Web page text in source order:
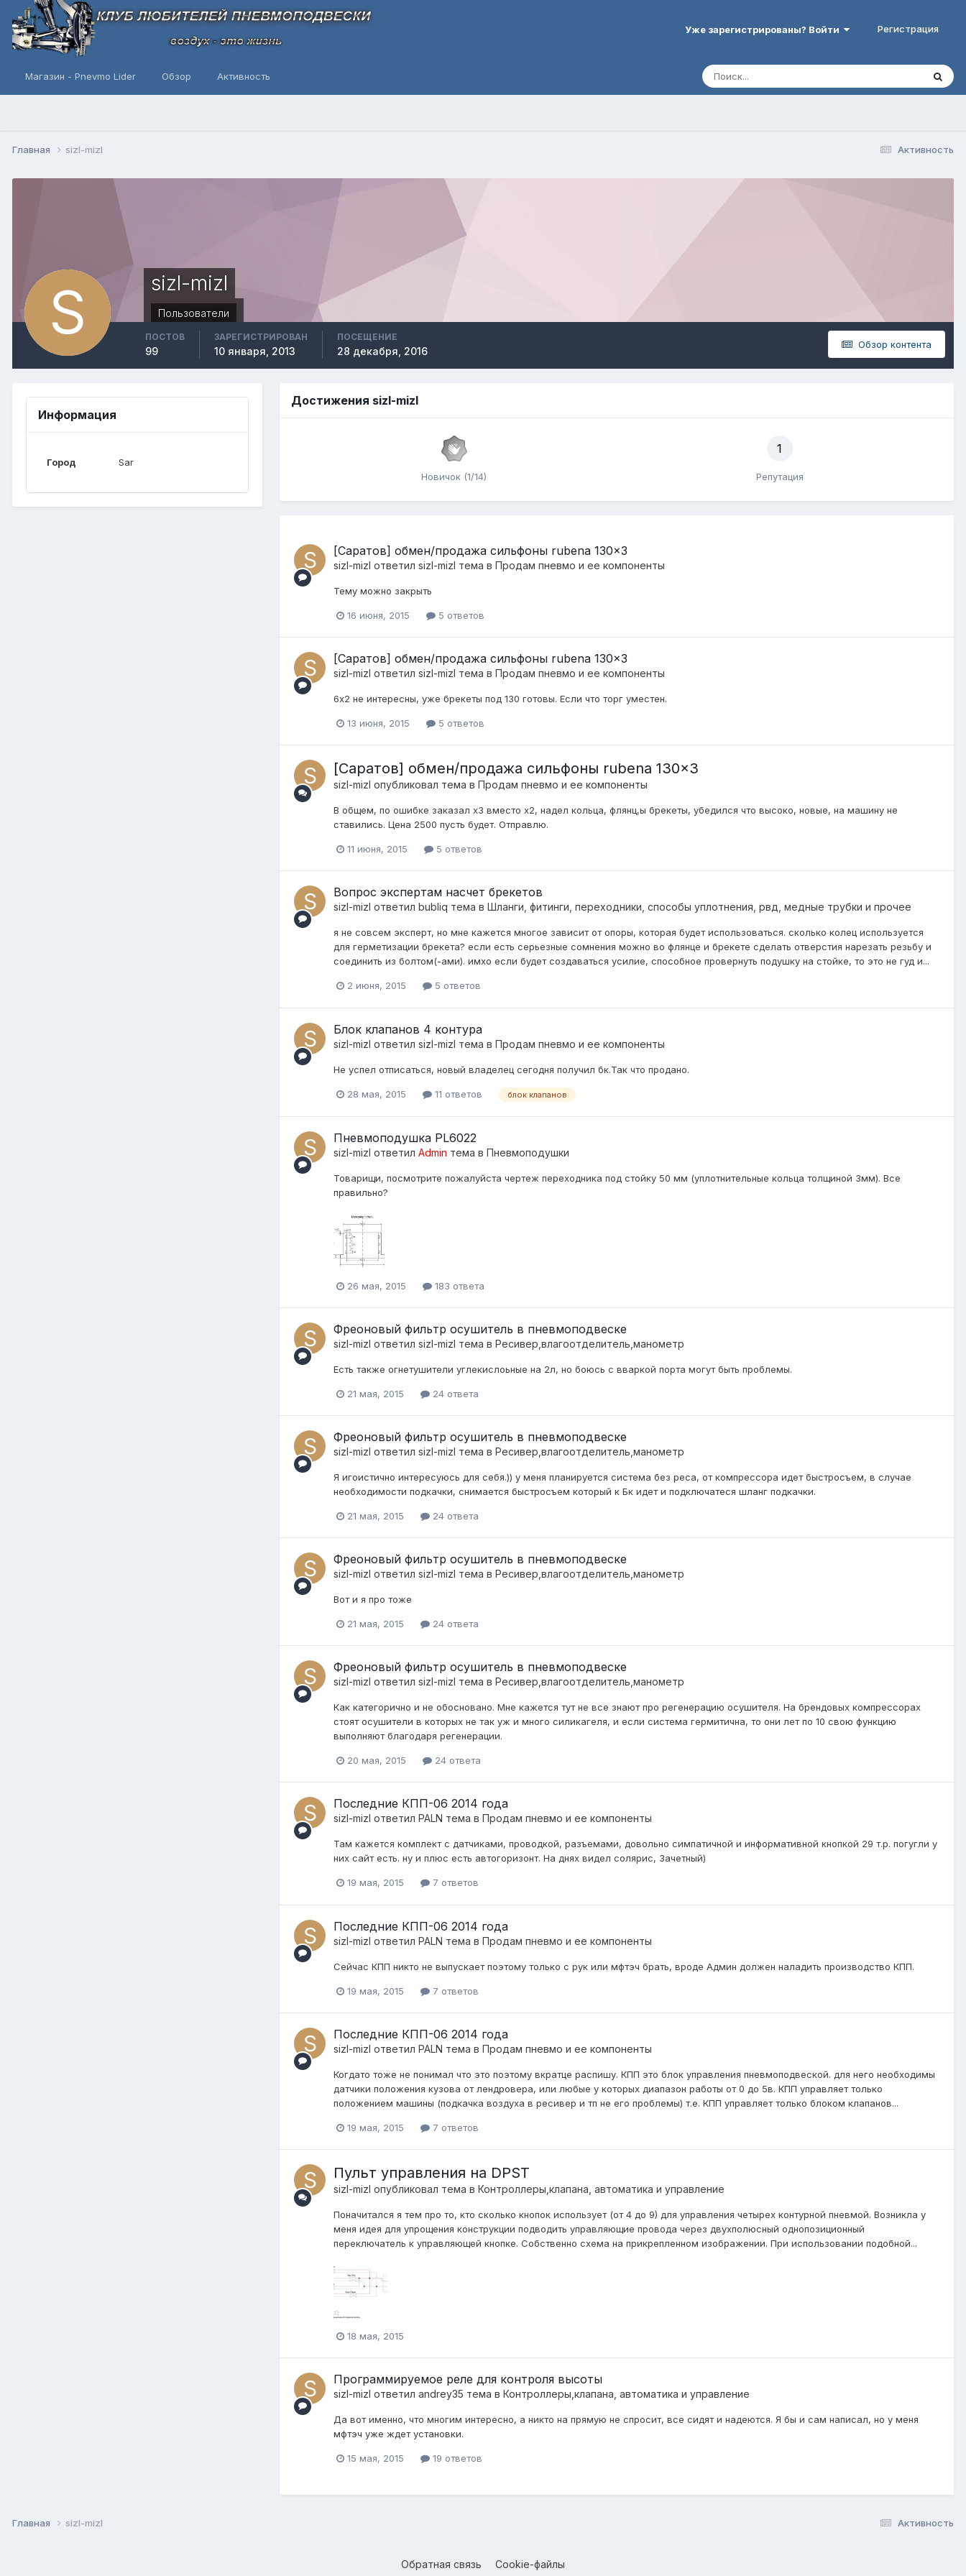
Уже зарегистрированы? Войти Регистрация
Магазин - Pnevmo Lider Обзор Активность
Активность
Главная sizl-mizl
sizl-mizl
Пользователи
Обзор контента
ПОСТОВ
99
ЗАРЕГИСТРИРОВАН
10 января, 2013
ПОСЕЩЕНИЕ
28 декабря, 2016
Информация
Город Sar
Достижения sizl-mizl
Новичок (1/14)
1
Репутация
[Саратов] обмен/продажа сильфоны rubena 130x3
sizl-mizl ответил sizl-mizl тема в Продам пневмо и ее компоненты
Тему можно закрыть
16 июня, 2015 5 ответов
[Саратов] обмен/продажа сильфоны rubena 130x3
sizl-mizl ответил sizl-mizl тема в Продам пневмо и ее компоненты
6х2 не интересны, уже брекеты под 130 готовы. Если что торг уместен.
13 июня, 2015 5 ответов
[Саратов] обмен/продажа сильфоны rubena 130x3
sizl-mizl опубликовал тема в Продам пневмо и ее компоненты
В общем, по ошибке заказал х3 вместо х2, надел кольца, флянц,ы брекеты, убедился что высоко, новые, на машину не
ставились. Цена 2500 пусть будет. Отправлю.
11 июня, 2015 5 ответов
Вопрос экспертам насчет брекетов
sizl-mizl ответил bubliq тема в Шланги, фитинги, переходники, способы уплотнения, рвд, медные трубки и прочее
я не совсем эксперт, но мне кажется многое зависит от опоры, которая будет использоваться. сколько колец используется
для герметизации брекета? если есть серьезные сомнения можно во флянце и брекете сделать отверстия нарезать резьбу и
соединить из болтом(-ами). имхо если будет создаваться усилие, способное провернуть подушку на стойке, то это не гуд и...
2 июня, 2015 5 ответов
Блок клапанов 4 контура
sizl-mizl ответил sizl-mizl тема в Продам пневмо и ее компоненты
Не успел отписаться, новый владелец сегодня получил бк.Так что продано.
28 мая, 2015 11 ответов блок клапанов
Пневмоподушка PL6022
sizl-mizl ответил Admin тема в Пневмоподушки
Товарищи, посмотрите пожалуйста чертеж переходника под стойку 50 мм (уплотнительные кольца толщиной 3мм). Все
правильно?
26 мая, 2015 183 ответа
Фреоновый фильтр осушитель в пневмоподвеске
sizl-mizl ответил sizl-mizl тема в Ресивер,влагоотделитель,манометр
Есть также огнетушители углекислоьные на 2л, но боюсь с вваркой порта могут быть проблемы.
21 мая, 2015 24 ответа
Фреоновый фильтр осушитель в пневмоподвеске
sizl-mizl ответил sizl-mizl тема в Ресивер,влагоотделитель,манометр
Я игоистично интересуюсь для себя.)) у меня планируется система без реса, от компрессора идет быстросъем, в случае
необходимости подкачки, снимается быстросъем который к Бк идет и подключатеся шланг подкачки.
21 мая, 2015 24 ответа
Фреоновый фильтр осушитель в пневмоподвеске
sizl-mizl ответил sizl-mizl тема в Ресивер,влагоотделитель,манометр
Вот и я про тоже
21 мая, 2015 24 ответа
Фреоновый фильтр осушитель в пневмоподвеске
sizl-mizl ответил sizl-mizl тема в Ресивер,влагоотделитель,манометр
Как категорично и не обосновано. Мне кажется тут не все знают про регенерацию осушителя. На брендовых компрессорах
стоят осушители в которых не так уж и много силикагеля, и если система гермитична, то они лет по 10 свою функцию
выполняют благодаря регенерации.
20 мая, 2015 24 ответа
Последние КПП-06 2014 года
sizl-mizl ответил PALN тема в Продам пневмо и ее компоненты
Там кажется комплект с датчиками, проводкой, разъемами, довольно симпатичной и информативной кнопкой 29 т.р. погугли у
них сайт есть. ну и плюс есть автогоризонт. На днях видел солярис, Зачетный)
19 мая, 2015 7 ответов
Последние КПП-06 2014 года
sizl-mizl ответил PALN тема в Продам пневмо и ее компоненты
Сейчас КПП никто не выпускает поэтому только с рук или мфтэч брать, вроде Админ должен наладить производство КПП.
19 мая, 2015 7 ответов
Последние КПП-06 2014 года
sizl-mizl ответил PALN тема в Продам пневмо и ее компоненты
Когдато тоже не понимал что это поэтому вкратце распишу. КПП это блок управления пневмоподвеской. для него необходимы
датчики положения кузова от лендровера, или любые у которых диапазон работы от 0 до 5в. КПП управляет только
положением машины (подкачка воздуха в ресивер и тп не его проблемы) т.е. КПП управляет только блоком клапанов...
19 мая, 2015 7 ответов
Пульт управления на DPST
sizl-mizl опубликовал тема в Контроллеры,клапана, автоматика и управление
Поначитался я тем про то, кто сколько кнопок использует (от 4 до 9) для управления четырех контурной пневмой. Возникла у
меня идея для упрощения конструкции подводить управляющие провода через двухполюсный однопозиционный
переключатель к управляющей кнопке. Собственно схема на прикрепленном изображении. При использовании подобной...
18 мая, 2015
Программируемое реле для контроля высоты
sizl-mizl ответил andrey35 тема в Контроллеры,клапана, автоматика и управление
Да вот именно, что многим интересно, а никто на прямую не спросит, все сидят и надеются. Я бы и сам написал, но у меня
мфтэч уже ждет установки.
15 мая, 2015 19 ответов
Активность
Главная sizl-mizl
Обратная связь Cookie-файлы